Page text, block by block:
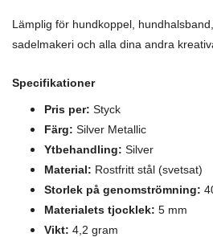
Lämplig för hundkoppel,
sadelmakeri och alla dina andra
Specifikationer
Pris per: Styck
Färg: Silver Metallic
Ytbehandling: Silver
Material: Rostfritt stål (svetsat)
Storlek på genomströmning:
Materialets tjocklek: 5 mm
Vikt: 4,2 gram